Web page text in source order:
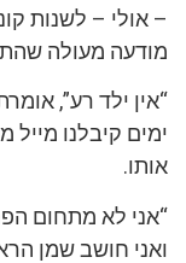
– אולי – לשנות
מודעה מעולה
“אין ילד רע”,
ימים קיבלנו מייל
אותו.
“אני לא מתחום
ואני חושב שמן